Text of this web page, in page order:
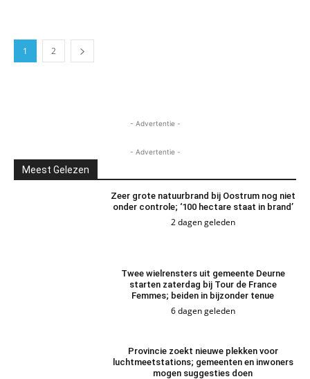
1 2
- Advertentie -
- Advertentie -
Meest Gelezen
Zeer grote natuurbrand bij Oostrum nog niet
onder controle; ‘100 hectare staat in brand’
2 dagen geleden
Twee wielrensters uit gemeente Deurne
starten zaterdag bij Tour de France
Femmes; beiden in bijzonder tenue
6 dagen geleden
Provincie zoekt nieuwe plekken voor
luchtmeetstations; gemeenten en inwoners
mogen suggesties doen